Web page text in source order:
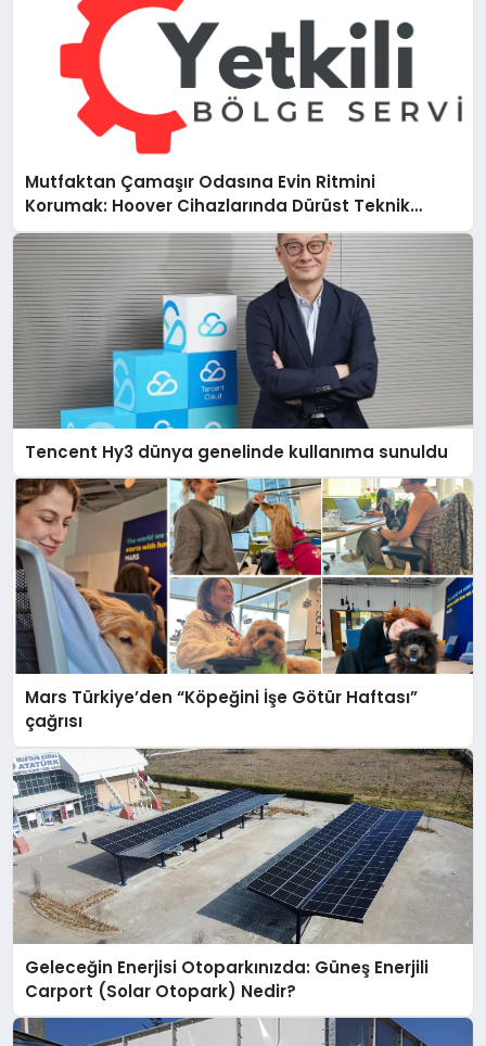
Mutfaktan Çamaşır Odasına Evin Ritmini
Korumak: Hoover Cihazlarında Dürüst Teknik
Destek Deneyimi
Tencent Hy3 dünya genelinde kullanıma sunuldu
Mars Türkiye’den “Köpeğini İşe Götür Haftası”
çağrısı
Geleceğin Enerjisi Otoparkınızda: Güneş Enerjili
Carport (Solar Otopark) Nedir?